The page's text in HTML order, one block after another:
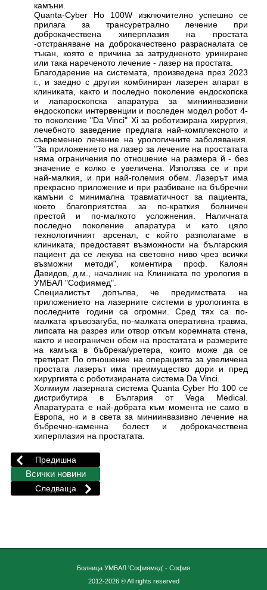
камъни.
Quanta-Cyber Ho 100W изключително успешно се
прилага за трансуретрално лечение при
доброкачествена хиперплазия на простата
-отстраняване на доброкачествено разрасналата се
тъкан, която е причина за затрудненото уриниране
или така нареченото лечение - лазер на простата.
Благодарение на системата, произведена през 2023
г., и заедно с другия комбиниран лазерен апарат в
клиниката, както и последно поколение ендоскопска
и лапароскопска апаратура за миниинвазивни
ендоскопски интервенции и последен модел робот 4-
то поколение "Da Vinci" Xi за роботизирана хирургия,
лечебното заведение предлага най-комплексното и
съвременно лечение на урологичните заболявания.
"За приложението на лазер за лечение на простатата
няма ограничения по отношение на размера й - без
значение е колко е увеличена. Използва се и при
най-малкия, и при най-големия обем. Лазерът има
прекрасно приложение и при разбиване на бъбречни
камъни с минимална травматичност за пациента,
което благоприятства за по-краткия болничен
престой и по-малкото усложнения. Наличната
последно поколение апаратура и като цяло
технологичният арсенал, с който разполагаме в
клиниката, предоставят възможности на българския
пациент да се лекува на световно ниво чрез всички
възможни методи", коментира проф. Калоян
Давидов, д.м., началник на Клиниката по урология в
УМБАЛ "Софиямед".
Специалистът допълва, че предимствата на
приложението на лазерните системи в урологията в
последните години са огромни. Сред тях са по-
малката кръвозагуба, по-малката оперативна травма,
липсата на разрез или отвор откъм коремната стена,
както и неограничен обем на простатата и размерите
на камъка в бъбрека/уретера, които може да се
третират. По отношение на операцията за увеличена
простата лазерът има преимущество дори и пред
хирургията с роботизираната система Da Vinci.
Холмиум лазерната система Quanta Cyber Ho 100 се
дистрибутира в България от Vega Medical.
Апаратурата е най-добрата към момента не само в
Европа, но и в света за миниинвазивно лечение на
бъбречно-каменна болест и доброкачествена
хиперплазия на простатата.
Болница УМБАЛ 'Софиямед' - София
2012-2026 © All rights reserved